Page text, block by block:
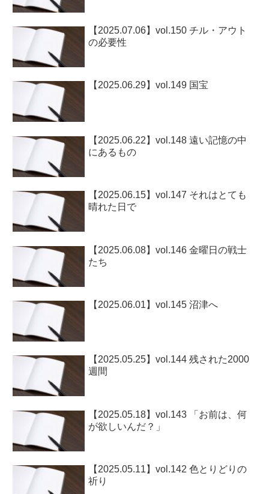
【2025.07.06】vol.150 チル・アウト
の必要性
【2025.06.29】vol.149 国宝
【2025.06.22】vol.148 遠い記憶の中
にあるもの
【2025.06.15】vol.147 それはとても
晴れた日で
【2025.06.08】vol.146 金曜日の戦士
たち
【2025.06.01】vol.145 沼津へ
【2025.05.25】vol.144 残された2000
週間
【2025.05.18】vol.143 「お前は、何
が欲しいんだ？」
【2025.05.11】vol.142 色とりどりの
祈り